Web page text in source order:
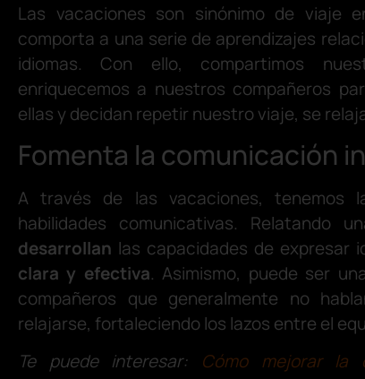
Las vacaciones son sinónimo de viaje
comporta a una serie de aprendizajes
idiomas. Con ello, compartimos
enriquecemos a nuestros compañeros
ellas y decidan repetir nuestro viaje, se
Fomenta la comunicación
A través de las vacaciones, tenemos
habilidades comunicativas. Relatando
desarrollan las capacidades de expresar
clara y efectiva. Asimismo, puede ser
compañeros que generalmente no
relajarse, fortaleciendo los lazos entre el
Te puede interesar: Cómo mejorar la